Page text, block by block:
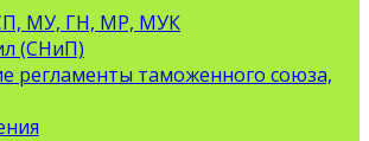
МУ, ГН, МР, МУК
(СНиП)
регламенты таможенного союза,